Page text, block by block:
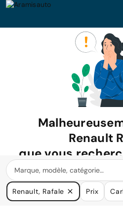
Renault
que vous
Nous avons de nombreuses
à vos
Renault, Rafale Prix